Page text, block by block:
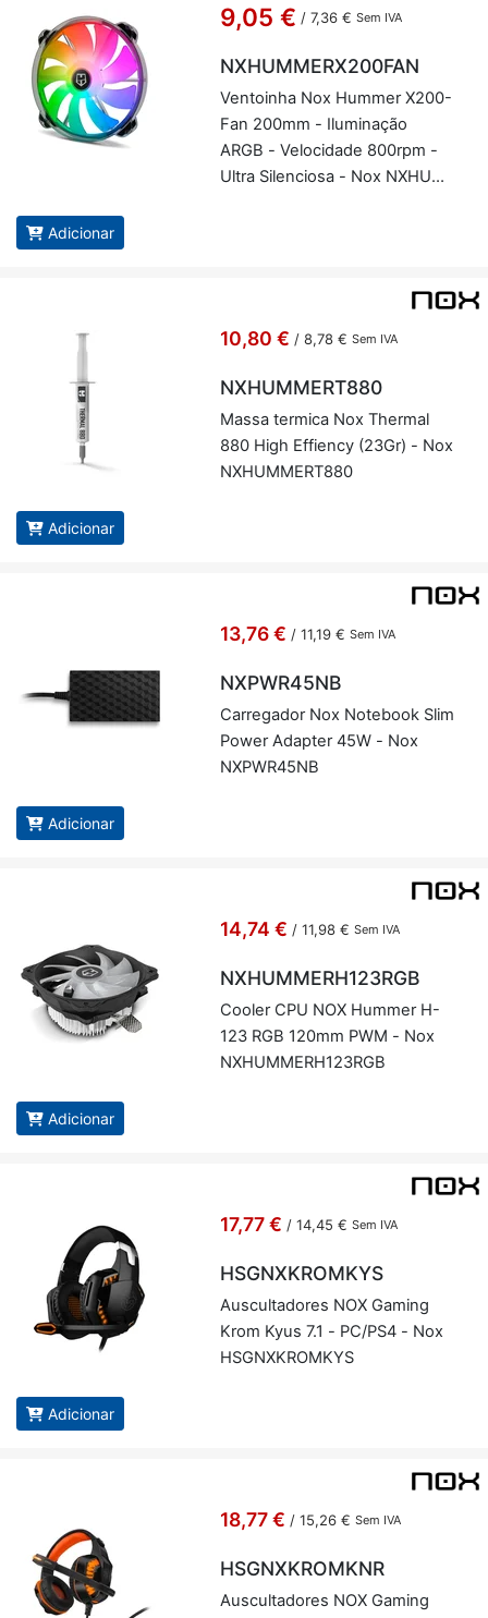
9,05 € / 7,36 € Sem IVA
NXHUMMERX200FAN
Ven­toinha Nox Hummer X200-
Fan 200mm - Ilu­mi­nação
ARGB - Ve­lo­ci­dade 800rpm -
Ultra Si­len­ciosa - Nox NXHUM­
Adicionar
10,80 € / 8,78 € Sem IVA
NXHUMMERT880
Massa ter­mica Nox Thermal
880 High Ef­fi­ency (23Gr) - Nox
NXHUM­MERT880
Adicionar
13,76 € / 11,19 € Sem IVA
NXPWR45NB
Car­re­gador Nox No­te­book Slim
Power Adapter 45W - Nox
NXP­WR45NB
Adicionar
14,74 € / 11,98 € Sem IVA
NXHUMMERH123RGB
Co­oler CPU NOX Hummer H-
123 RGB 120mm PWM - Nox
NXHUM­MERH123RGB
Adicionar
17,77 € / 14,45 € Sem IVA
HSGNXKROMKYS
Aus­cul­ta­dores NOX Ga­ming
Krom Kyus 7.1 - PC/PS4 - Nox
HSGNX­KROMKYS
Adicionar
18,77 € / 15,26 € Sem IVA
HSGNXKROMKNR
Aus­cul­ta­dores NOX Ga­ming